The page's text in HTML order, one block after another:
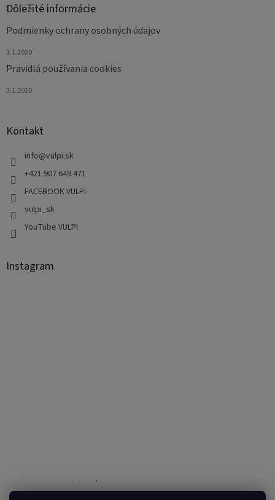
Dôležité informácie
Podmienky ochrany osobných údajov
3.1.2020
Pravidlá používania cookies
3.1.2020
Kontakt
info@vulpi.sk
+421 907 649 471
FACEBOOK VULPI
vulpi_sk
YouTube VULPI
Instagram
Sledovať na Instagrame